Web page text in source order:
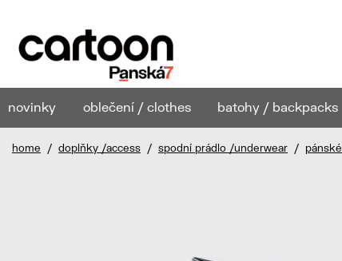
novinky oblečení / clothes batohy / backpacks
home / doplňky /access / spodní prádlo /underwear / pánské